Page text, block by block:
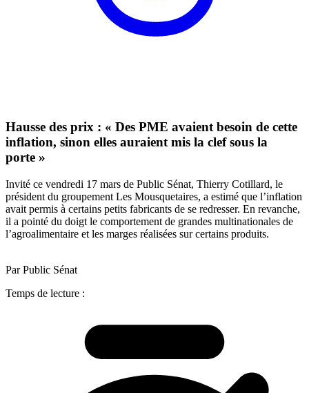
Hausse des prix : « Des PME avaient besoin de cette
inflation, sinon elles auraient mis la clef sous la
porte »
Invité ce vendredi 17 mars de Public Sénat, Thierry Cotillard, le
président du groupement Les Mousquetaires, a estimé que l’inflation
avait permis à certains petits fabricants de se redresser. En revanche,
il a pointé du doigt le comportement de grandes multinationales de
l’agroalimentaire et les marges réalisées sur certains produits.
Par Public Sénat
Temps de lecture :